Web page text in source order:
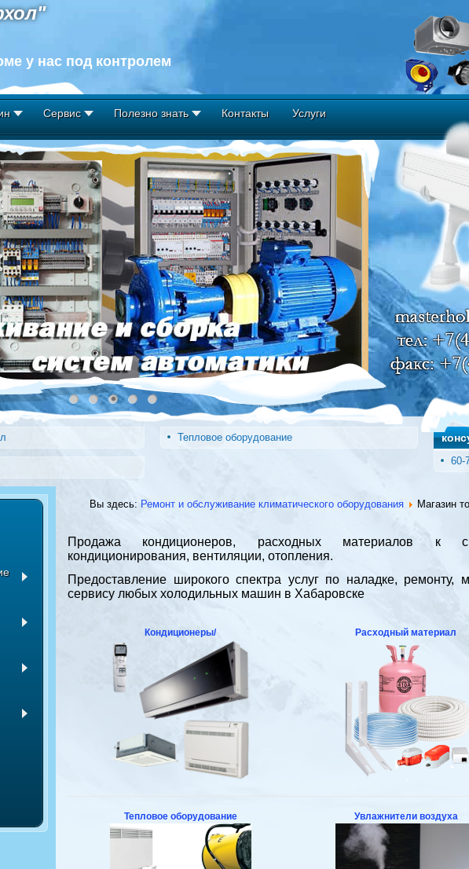
у нас под контролем
Сервис Полезно знать Контакты Услуги
Тепловое оборудование
60-
Вы здесь: Ремонт и обслуживание климатического оборудования Магазин
Продажа кондиционеров, расходных материалов к
кондиционирования, вентиляции, отопления.
Предоставление широкого спектра услуг по наладке, ремонту,
сервису любых холодильных машин в Хабаровске
Кондиционеры/ Расходный материал
Тепловое оборудование Увлажнители воздуха